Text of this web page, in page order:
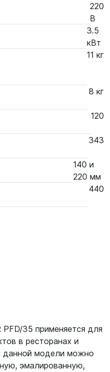
220
В
3.5
кВт
11 кг
8 кг
120
343
140 и
220 мм
440
35 применяется для
в ресторанах и
данной модели можно
эмалированную,